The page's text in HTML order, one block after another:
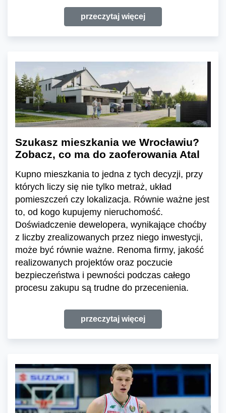
przeczytaj więcej
Szukasz mieszkania we Wrocławiu?
Zobacz, co ma do zaoferowania Atal
Kupno mieszkania to jedna z tych decyzji, przy
których liczy się nie tylko metraż, układ
pomieszczeń czy lokalizacja. Równie ważne jest
to, od kogo kupujemy nieruchomość.
Doświadczenie dewelopera, wynikające choćby
z liczby zrealizowanych przez niego inwestycji,
może być równie ważne. Renoma firmy, jakość
realizowanych projektów oraz poczucie
bezpieczeństwa i pewności podczas całego
procesu zakupu są trudne do przecenienia.
przeczytaj więcej